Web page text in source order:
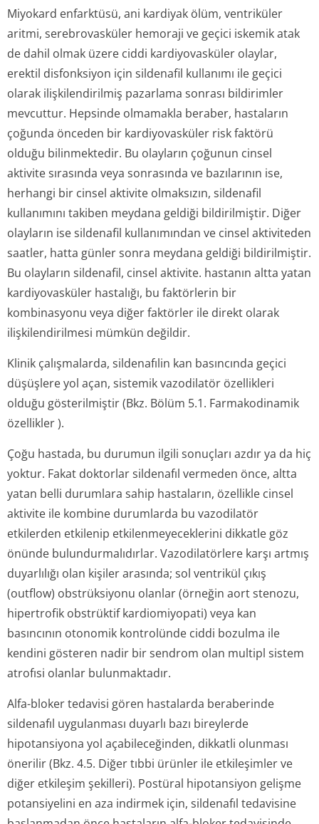
Miyokard enfarktüsü, ani kardiyak ölüm, ventriküler
aritmi, serebrovasküler hemoraji ve geçici iskemik atak
de dahil olmak üzere ciddi kardiyovasküler olaylar,
erektil disfonksiyon için sildenafil kullanımı ile geçici
olarak ilişkilendirilmiş pazarlama sonrası bildirimler
mevcuttur. Hepsinde olmamakla beraber, hastaların
çoğunda önceden bir kardiyovasküler risk faktörü
olduğu bilinmektedir. Bu olayların çoğunun cinsel
aktivite sırasında veya sonrasında ve bazılarının ise,
herhangi bir cinsel aktivite olmaksızın, sildenafil
kullanımını takiben meydana geldiği bildirilmiştir. Diğer
olayların ise sildenafil kullanımından ve cinsel aktiviteden
saatler, hatta günler sonra meydana geldiği bildirilmiştir.
Bu olayların sildenafil, cinsel aktivite. hastanın altta yatan
kardiyovasküler hastalığı, bu faktörlerin bir
kombinasyonu veya diğer faktörler ile direkt olarak
ilişkilendirilmesi mümkün değildir.
Klinik çalışmalarda, sildenafılin kan basıncında geçici
düşüşlere yol açan, sistemik vazodilatör özellikleri
olduğu gösterilmiştir (Bkz. Bölüm 5.1. Farmakodinamik
özellikler ).
Çoğu hastada, bu durumun ilgili sonuçları azdır ya da hiç
yoktur. Fakat doktorlar sildenafıl vermeden önce, altta
yatan belli durumlara sahip hastaların, özellikle cinsel
aktivite ile kombine durumlarda bu vazodilatör
etkilerden etkilenip etkilenmeyece­klerini dikkatle göz
önünde bulundurmalıdırlar. Vazodilatörlere karşı artmış
duyarlılığı olan kişiler arasında; sol ventrikül çıkış
(outflow) obstrüksiyonu olanlar (örneğin aort stenozu,
hipertrofik obstrüktif kardiomiyopati) veya kan
basıncının otonomik kontrolünde ciddi bozulma ile
kendini gösteren nadir bir sendrom olan multipl sistem
atrofısi olanlar bulunmaktadır.
Alfa-bloker tedavisi gören hastalarda beraberinde
sildenafıl uygulanması duyarlı bazı bireylerde
hipotansiyona yol açabileceğinden, dikkatli olunması
önerilir (Bkz. 4.5. Diğer tıbbi ürünler ile etkileşimler ve
diğer etkileşim şekilleri). Postüral hipotansiyon gelişme
potansiyelini en aza indirmek için, sildenafıl tedavisine